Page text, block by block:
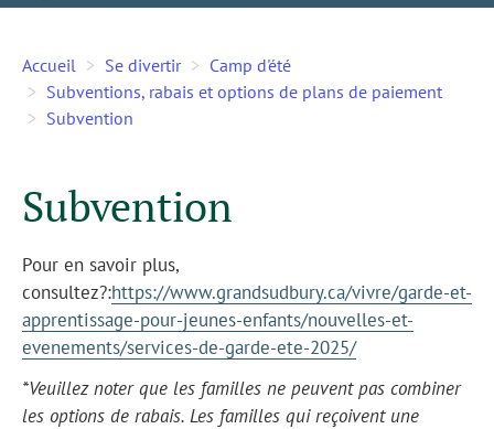
Accueil Se divertir
Camp d'été
Subventions, rabais et options de plans de paiement
Subvention
Subvention
Pour en savoir plus,
consultez?:https://www.grandsudbury.ca/vivre/garde-et-
apprentissage-pour-jeunes-enfants/nouvelles-et-
evenements/services-de-garde-ete-2025/
*Veuillez noter que les familles ne peuvent pas combiner
les options de rabais. Les familles qui reçoivent une